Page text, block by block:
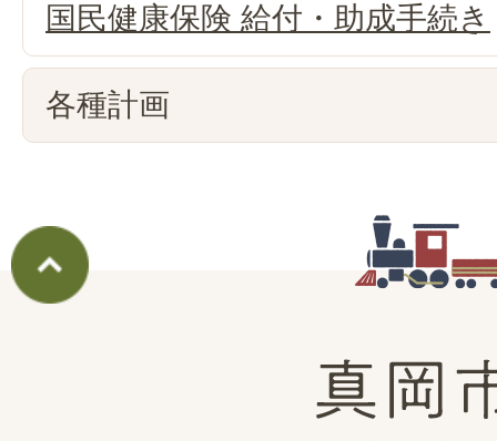
国民健康保険 給付・助成手続き
各種計画
真
岡